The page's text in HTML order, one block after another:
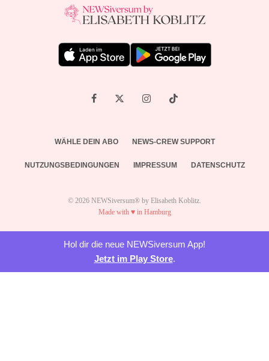
WÄHLE DEIN ABO NEWS-CREW SUPPORT
NUTZUNGSBEDINGUNGEN IMPRESSUM DATENSCHUTZ
© 2026 NEWSiversum® by Elisabeth Koblitz.
Made with ♥ in Hamburg
Hol dir die neue NEWSiversum App!
Jetzt im Play Store.